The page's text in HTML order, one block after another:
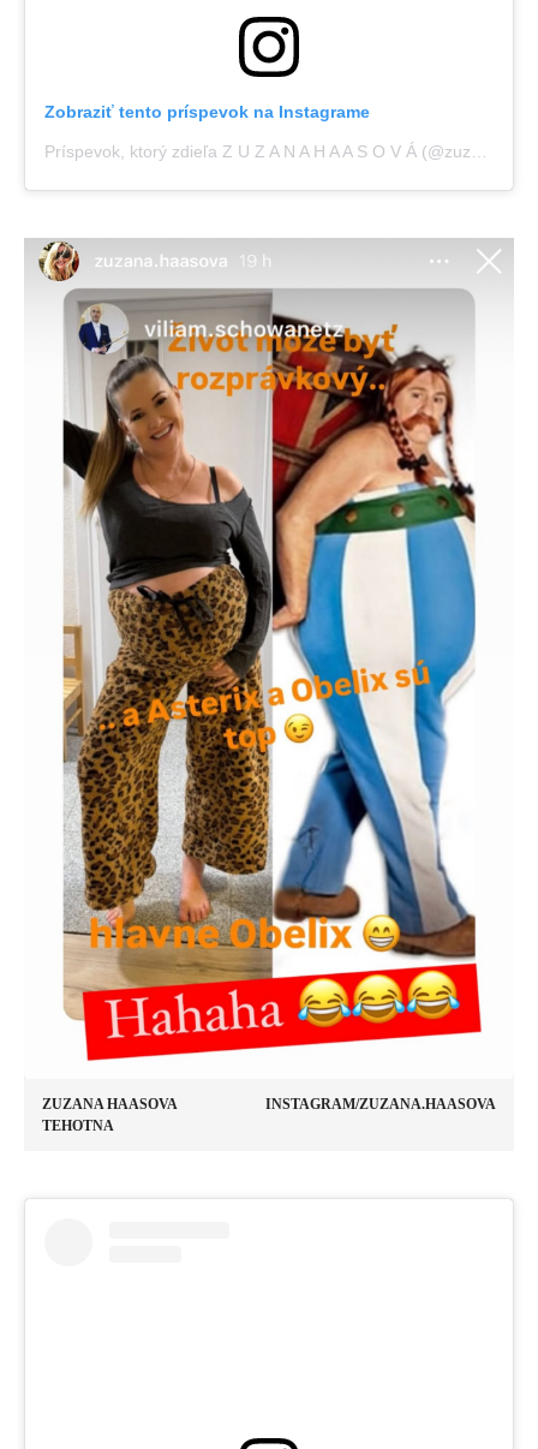
Zobraziť tento príspevok na Instagrame
Príspevok, ktorý zdieľa Z U Z A N A H A A S O V Á (@zuzana.haasova)
ZUZANA HAASOVA
TEHOTNA
INSTAGRAM/ZUZANA.HAASOVA